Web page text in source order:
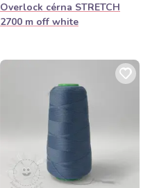
Overlock cérna STRETCH
2700 m off white